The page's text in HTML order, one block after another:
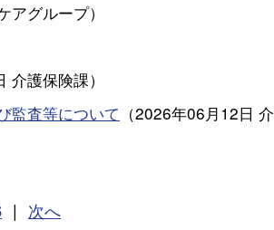
アグループ）
介護保険課）
監査等について （2026年06月12日 介
| 次へ